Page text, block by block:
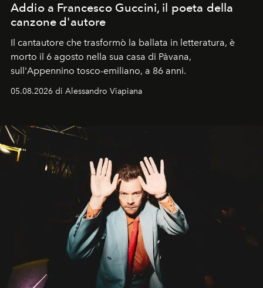
Addio a Francesco Guccini, il poeta della
canzone d'autore
Il cantautore che trasformò la ballata in letteratura, è
morto il 6 agosto nella sua casa di Pàvana,
sull'Appennino tosco-emiliano, a 86 anni.
05.08.2026 di Alessandro Viapiana